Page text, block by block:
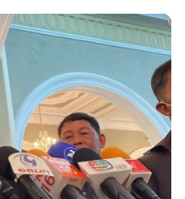
เดือนครั้งมีการปรับขึ้นปรับ
ช่เป็นภาระความรับผิด
ฐบาลทั้งหมดก็ต้องคิดว่าจะ
ำไมราคาน้ำมันดีเซล
ป็นเพราะว่ารัฐบาลของ